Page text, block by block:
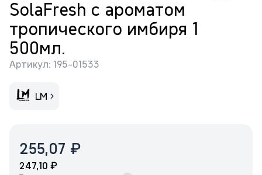
SolaFresh с ароматом
тропического имбиря 1
500мл.
Артикул: 195-01533
LM
255,07 ₽
247,10 ₽